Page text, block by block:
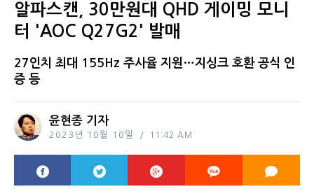
알파스캔, 30만원대 QHD 게이밍 모니
터 'AOC Q27G2' 발매
27인치 최대 155Hz 주사율 지원…지싱크 호환 공식 인
증 등
윤현종 기자
2023년 10월 10일 11:42 AM